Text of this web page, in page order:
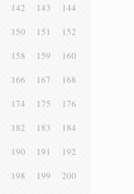
142 143
144
150 151
152
158 159
160
166 167
168
174 175
176
182 183
184
190 191
192
198 199
200